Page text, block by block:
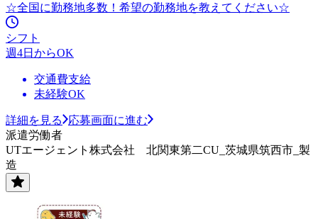
☆全国に勤務地多数！希望の勤務地を教えてください☆
シフト
週4日からOK
交通費支給
未経験OK
詳細を見る
応募画面に進む
派遣労働者
UTエージェント株式会社 北関東第二CU_茨城県筑西市_製
造